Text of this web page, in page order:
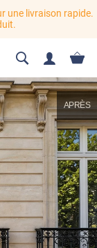
une livraison rapide.
APRÈS